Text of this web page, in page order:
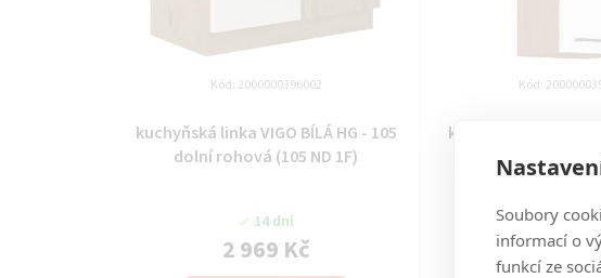
Soubory
informací o
funkcí ze
kuchyňská linka VIGO BÍLÁ HG - 105
dolní rohová (105 ND 1F)
14 dní
2 969 Kč
Kód: 2000000396002
kuchyňská linka
horní (30 G-
14 dní
1 279
Kód: